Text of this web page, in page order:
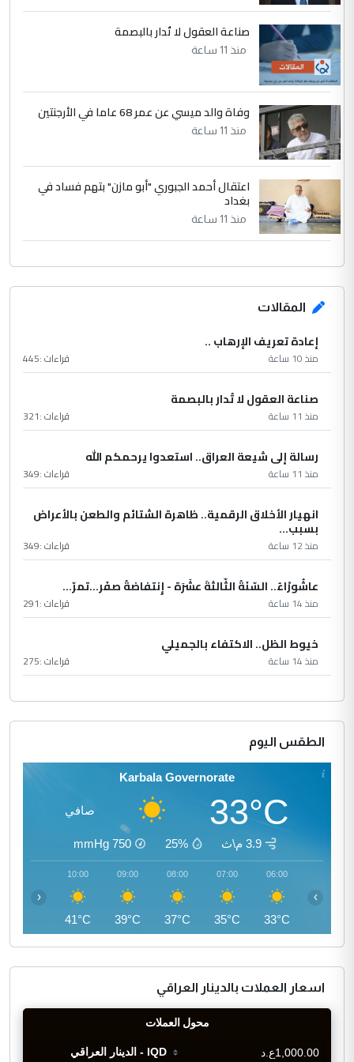
صناعة العقول لا تُدار بالبصمة
منذ 11 ساعة
وفاة والد ميسي عن عمر 68 عاما في الأرجنتين
منذ 11 ساعة
اعتقال أحمد الجبوري "أبو مازن" بتهم فساد في
بغداد
منذ 11 ساعة
المقالات
إعادة تعريف الإرهاب ..
منذ 10 ساعة قراءات :445
صناعة العقول لا تُدار بالبصمة
منذ 11 ساعة قراءات :321
رسالة إلى شيعة العراق.. استعدوا يرحمكم الله
منذ 11 ساعة قراءات :349
انهيار الأخلاق الرقمية.. ظاهرة الشتائم والطعن بالأعراض
بسبب...
منذ 12 ساعة قراءات :349
عاشُورْاءُ.. السّنَةُ الثّالثةَ عشَرَة - إِنتفاضةُ صفَر…تمرّ...
منذ 14 ساعة قراءات :291
خيوط الظل.. الاكتفاء بالجميلي
منذ 14 ساعة قراءات :275
الطقس اليوم
Karbala Governorate
33°C صافي
3.9 م\ث 25%
750
mmHg
06:00
33°C
07:00
35°C
08:00
37°C
09:00
39°C
10:00
41°C
‹ ›
اسعار العملات بالدينار العراقي